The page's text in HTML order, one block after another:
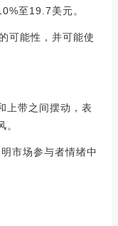
至19.7美元。
可能性，并可能使
上带之间摆动，表
市场参与者情绪中